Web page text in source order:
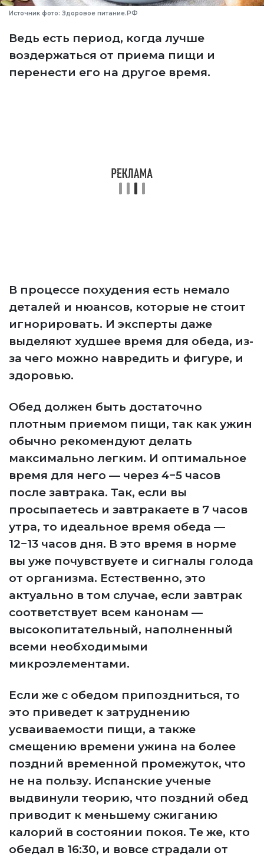
Источник фото: Здоровое питание.РФ
Ведь есть период, когда лучше
воздержаться от приема пищи и
перенести его на другое время.
В процессе похудения есть немало
деталей и нюансов, которые не стоит
игнорировать. И эксперты даже
выделяют худшее время для обеда, из-
за чего можно навредить и фигуре, и
здоровью.
Обед должен быть достаточно
плотным приемом пищи, так как ужин
обычно рекомендуют делать
максимально легким. И оптимальное
время для него — через 4−5 часов
после завтрака. Так, если вы
просыпаетесь и завтракаете в 7 часов
утра, то идеальное время обеда —
12−13 часов дня. В это время в норме
вы уже почувствуете и сигналы голода
от организма. Естественно, это
актуально в том случае, если завтрак
соответствует всем канонам —
высокопитательный, наполненный
всеми необходимыми
микроэлементами.
Если же с обедом припоздниться, то
это приведет к затруднению
усваиваемости пищи, а также
смещению времени ужина на более
поздний временной промежуток, что
не на пользу. Испанские ученые
выдвинули теорию, что поздний обед
приводит к меньшему сжиганию
калорий в состоянии покоя. Те же, кто
обедал в 16:30, и вовсе страдали от